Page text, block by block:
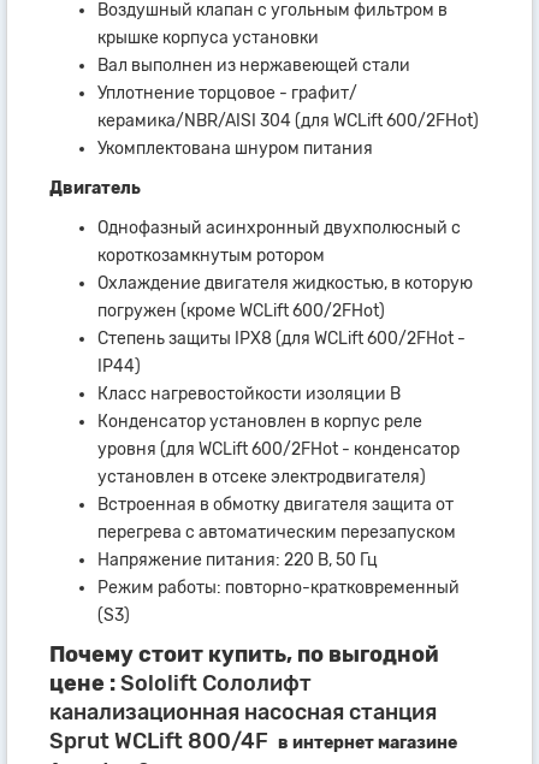
Воздушный клапан с угольным фильтром в
крышке корпуса установки
Вал выполнен из нержавеющей стали
Уплотнение торцовое - графит/
керамика/NBR/AISI 304 (для WCLift 600/2FHot)
Укомплектована шнуром питания
Двигатель
Однофазный асинхронный двухполюсный с
короткозамкнутым ротором
Охлаждение двигателя жидкостью, в которую
погружен (кроме WCLift 600/2FHot)
Степень защиты IРХ8 (для WCLift 600/2FHot -
IP44)
Класс нагревостойкости изоляции В
Конденсатор установлен в корпус реле
уровня (для WCLift 600/2FHot - конденсатор
установлен в отсеке электродвигателя)
Встроенная в обмотку двигателя защита от
перегрева с автоматическим перезапуском
Напряжение питания: 220 В, 50 Гц
Режим работы: повторно-кратковременный
(S3)
Почему стоит купить, по выгодной
цене :Sololift Сололифт
канализационная насосная станция
Sprut WCLift 800/4F в интернет магазине